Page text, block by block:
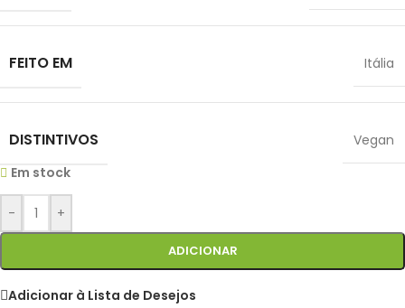
FEITO EM Itália
DISTINTIVOS
Vegan
Em stock
- +
ADICIONAR
Adicionar à Lista de Desejos